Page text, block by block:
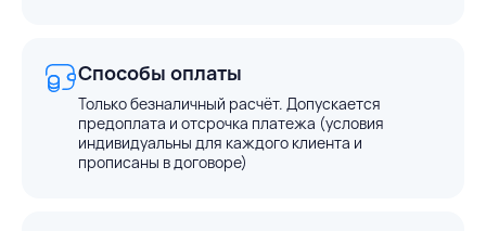
Способы оплаты
Только безналичный расчёт. Допускается
предоплата и отсрочка платежа (условия
индивидуальны для каждого клиента и
прописаны в договоре)